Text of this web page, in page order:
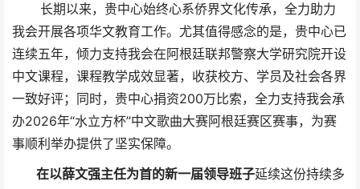
长期以来，贵中心始终心系侨界文化传承，全力助力
我会开展各项华文教育工作。尤其值得感念的是，贵中心已
连续五年，倾力支持我会在阿根廷联邦警察大学研究院开设
中文课程，课程教学成效显著，收获校方、学员及社会各界
一致好评；同时，贵中心捐资200万比索，全力支持我会承
办2026年“水立方杯”中文歌曲大赛阿根廷赛区赛事，为赛
事顺利举办提供了坚实保障。
在以薛文强主任为首的新一届领导班子延续这份持续多